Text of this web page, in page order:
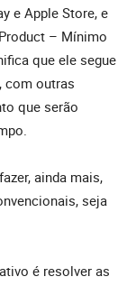
e Apple Store, e
– Mínimo
que ele segue
com outras
que serão
ainda mais,
seja
é resolver as